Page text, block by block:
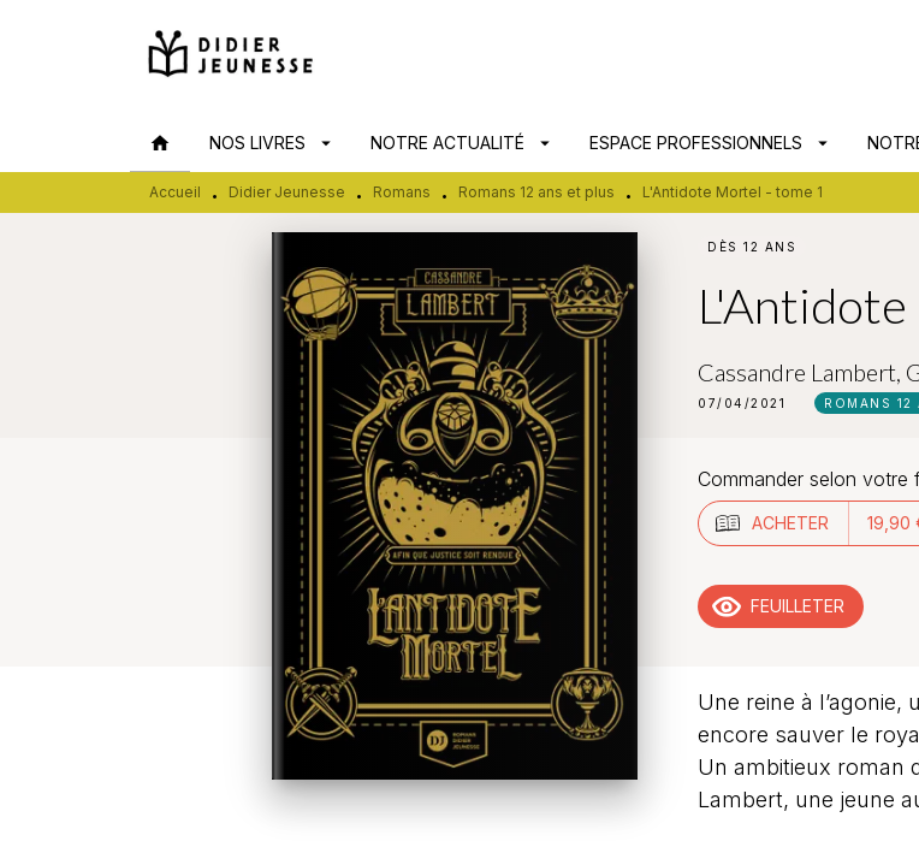
MENU RECHERCHE
home NOS LIVRES arrow_drop_down NOTRE ACTUALITÉ arrow_drop_down ESPACE PROFESSIONNELS arrow_drop_down
Accueil • Didier Jeunesse • Romans • Romans 12 ans et plus • L'Antidote Mortel - tome 1
DÈS 12 ANS
Cassandre Lambert
07/04/2021 ROMANS 12
Commander selon votre
ACHETER 19,90
FEUILLETER
Une reine à
encore sauver le
Un ambitieux roman
Lambert, une jeune